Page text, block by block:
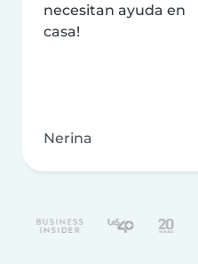
necesitan ayuda en
casa!
Nerina